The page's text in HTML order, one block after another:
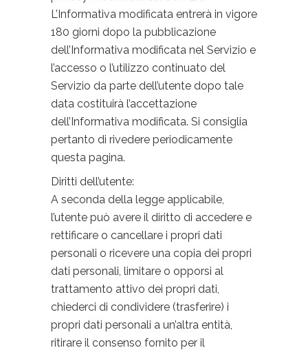
L’Informativa modificata entrerà in vigore
180 giorni dopo la pubblicazione
dell’Informativa modificata nel Servizio e
l’accesso o l’utilizzo continuato del
Servizio da parte dell’utente dopo tale
data costituirà l’accettazione
dell’Informativa modificata. Si consiglia
pertanto di rivedere periodicamente
questa pagina.
Diritti dell’utente:
A seconda della legge applicabile,
l’utente può avere il diritto di accedere e
rettificare o cancellare i propri dati
personali o ricevere una copia dei propri
dati personali, limitare o opporsi al
trattamento attivo dei propri dati,
chiederci di condividere (trasferire) i
propri dati personali a un’altra entità,
ritirare il consenso fornito per il